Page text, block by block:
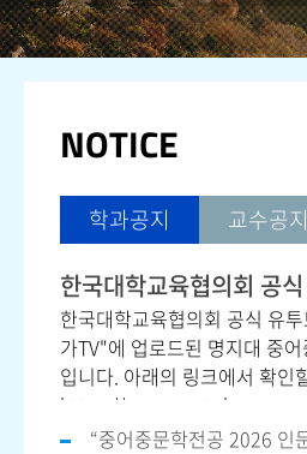
NOTICE
학과공지
한국대학교육협의회 공식 유
가TV"에 업로드된 명지대 중
입니다. 아래의 링크에서 확인
https://www.youtube.
교수공지